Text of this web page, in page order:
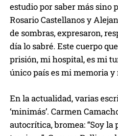
estudio por saber más sino
Rosario Castellanos y
de sombras, expresaron,
día lo sabré. Este cuerpo
prisión, mi hospital, es mi
único país es mi memoria y
En la actualidad, varias
‘minimás’. Carmen
autocrítica, bromea: “Soy la